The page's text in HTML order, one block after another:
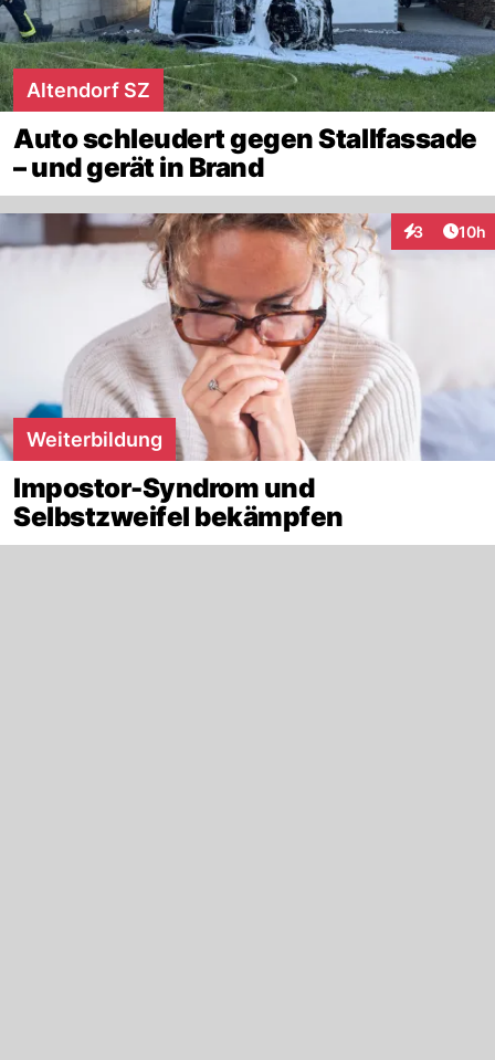
Altendorf SZ
Auto schleudert gegen Stallfassade
– und gerät in Brand
3
Interaktionen
10h
Weiterbildung
Impostor-Syndrom und
Selbstzweifel bekämpfen